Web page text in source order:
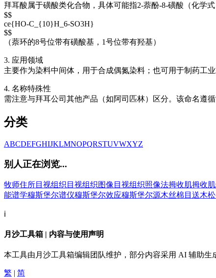
拜耳酸属于磺酸类化合物，具体可能指2-萘酚-8-磺酸（化学式
$$
ce{HO-C_{10}H_6-SO3H}
$$
（萘环的8号位带有磺酸基，1号位带有羟基）
3. 应用领域
主要作为染料中间体，用于合成偶氮染料；也可用于制药工
4. 名称特殊性
需注意与拜耳公司其他产品（如阿司匹林）区分。该命名遵
分类
ABCDEFGHIJKLMNOPQRSTUVWXYZ
别人正在浏览...
牧师住所目视组织 目视组织图像 目视组织照像法拇收肌拇收
能谱学穆斯堡尔谱仪穆斯堡尔效应穆斯堡尔源木丝棉 目送木
ℹ️
月沙工具箱 | 内容与使用声明
本工具由月沙工具箱编辑团队维护，部分内容采用 AI 辅助
繁 | 简